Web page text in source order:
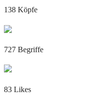
138 Köpfe
727 Begriffe
83 Likes